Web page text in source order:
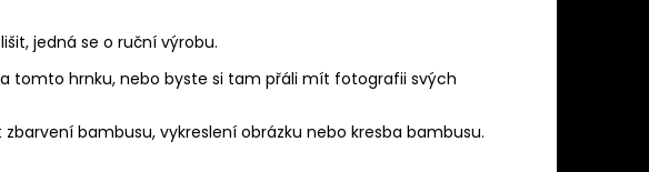
jedná se o ruční výrobu.
tomto hrnku, nebo byste si tam přáli mít fotografii svých
bambusu, vykreslení obrázku nebo kresba bambusu.